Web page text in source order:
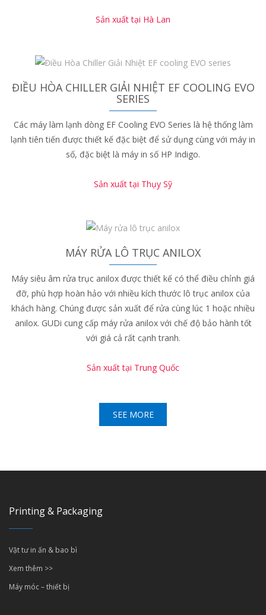
Sản xuất tại Hà Lan
ĐIỀU HÒA CHILLER GIẢI NHIỆT EF COOLING EVO
SERIES
Các máy làm lạnh dòng EF Cooling EVO Series là hệ thống làm
lạnh tiên tiến được thiết kế đặc biệt để sử dụng cùng với máy in
số, đặc biệt là máy in số HP Indigo.
Sản xuất tại Thụy Sỹ
MÁY RỬA LÔ TRỤC ANILOX
Máy siêu âm rửa trục anilox được thiết kế có thể điều chỉnh giá
đỡ, phù hợp hoàn hảo với nhiều kích thước lô trục anilox của
khách hàng. Chúng được sản xuất để rửa cùng lúc 1 hoặc nhiều
anilox. GUDi cung cấp máy rửa anilox với chế độ bảo hành tốt
với giá cả rất cạnh tranh.
Sản xuất tại Trung Quốc
SEE MORE
Printing & Packaging
Vật tư in ấn & bao bì
Xem thêm >>
Máy móc – thiết bị